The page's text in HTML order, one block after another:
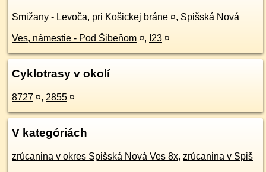
Smižany - Levoča, pri Košickej bráne ¤, Spišská Nová
Ves, námestie - Pod Šibeňom ¤, I23 ¤
Cyklotrasy v okolí
8727 ¤, 2855 ¤
V kategóriách
zrúcanina v okres Spišská Nová Ves 8x, zrúcanina v Spiš